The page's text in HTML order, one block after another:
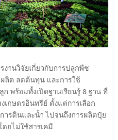
งานวิจัยเกี่ยวกับการปลูกพืช
ลิต ลดต้นทุน และการใช้
พร้อมทั้งเปิดฐานเรียนรู้ 8 ฐาน ที่
เกษตรอินทรีย์ ตั้งแต่การเลือก
ารดินและน้ำ ไปจนถึงการผลิตปุ๋ย
ยไม่ใช้สารเคมี